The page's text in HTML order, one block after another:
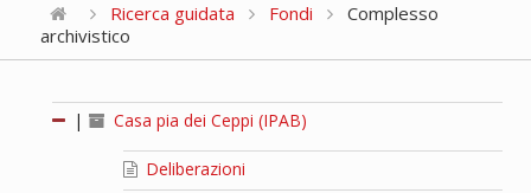
Ricerca guidata Fondi
Complesso
archivistico
| Casa pia dei Ceppi (IPAB)
Deliberazioni